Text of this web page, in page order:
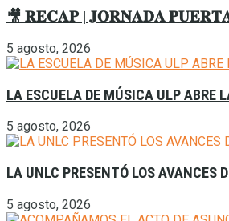
🎥 𝐑𝐄𝐂𝐀𝐏 | 𝐉𝐎𝐑𝐍𝐀𝐃𝐀
5 agosto, 2026
LA ESCUELA DE MÚSICA ULP ABRE
5 agosto, 2026
LA UNLC PRESENTÓ LOS AVANCES
5 agosto, 2026